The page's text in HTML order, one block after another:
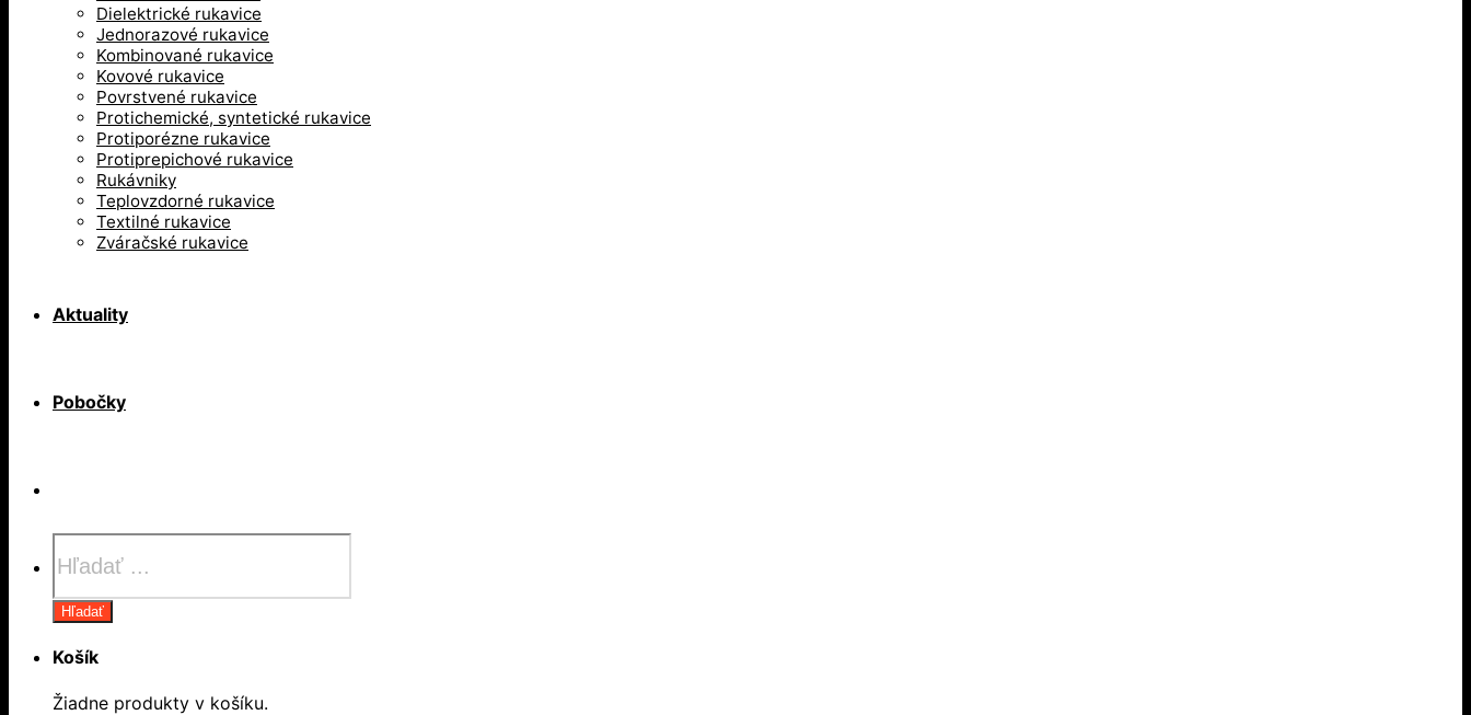
Dielektrické rukavice
Jednorazové rukavice
Kombinované rukavice
Kovové rukavice
Povrstvené rukavice
Protichemické, syntetické rukavice
Protiporézne rukavice
Protiprepichové rukavice
Rukávniky
Teplovzdorné rukavice
Textilné rukavice
Zváračské rukavice
Aktuality
Pobočky
search
Hľadať
Košík
Žiadne produkty v košíku.